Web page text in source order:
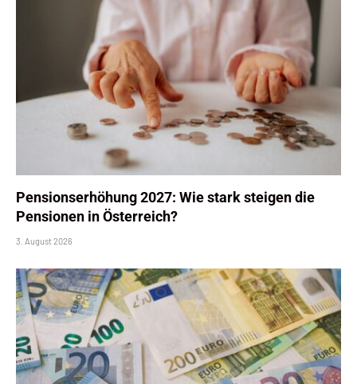
Pensionserhöhung 2027: Wie stark steigen die
Pensionen in Österreich?
3. August 2026